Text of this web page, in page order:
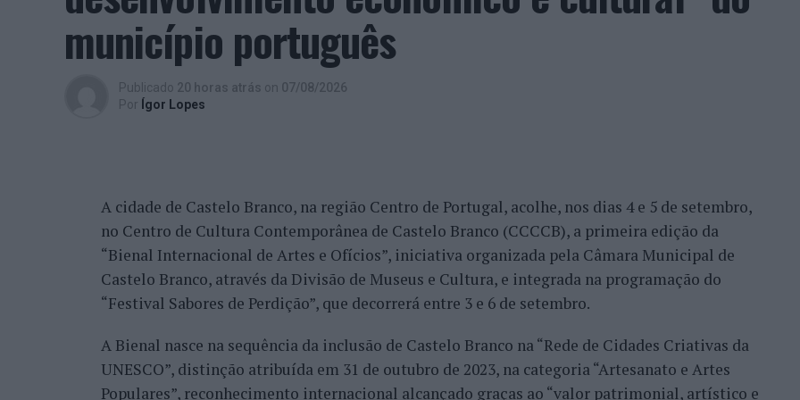
beneficiando, de igual modo, da reorganização dos wild cards após as entradas diretas de
alguns jogadores.
Entre os portugueses, Tiago Torres e Jaime Faria protagonizaram as melhores campanhas da
edição, ambos alcançando os quartos de final. Torres assinou um dos resultados mais
Já Jaime Faria venceu o peruano Gonzalo Bueno e o neerlandês Botic van de Zandschulp,
alcançando também os quartos de final, onde acabou eliminado pelo italiano Luciano
Darderi, num encontro decidido em três sets.
Nuno Borges, principal representante nacional no quadro principal, iniciou a participação
segunda ronda pelo argentino Román Andrés Burruchaga, num encontro disputado em três
sets.
município português
Publicado 20 horas atrás on 07/08/2026
Por Ígor Lopes
A cidade de Castelo Branco, na região Centro de Portugal, acolhe, nos dias 4 e 5 de setembro,
no Centro de Cultura Contemporânea de Castelo Branco (CCCCB), a primeira edição da
“Bienal Internacional de Artes e Ofícios”, iniciativa organizada pela Câmara Municipal de
Castelo Branco, através da Divisão de Museus e Cultura, e integrada na programação do
“Festival Sabores de Perdição”, que decorrerá entre 3 e 6 de setembro.
A Bienal nasce na sequência da inclusão de Castelo Branco na “Rede de Cidades Criativas da
UNESCO”, distinção atribuída em 31 de outubro de 2023, na categoria “Artesanato e Artes
Populares”, reconhecimento internacional alcançado graças ao “valor patrimonial, artístico e